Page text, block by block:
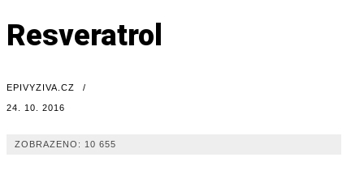
Resveratrol
EPIVYZIVA.CZ /
24. 10. 2016
ZOBRAZENO: 10 655